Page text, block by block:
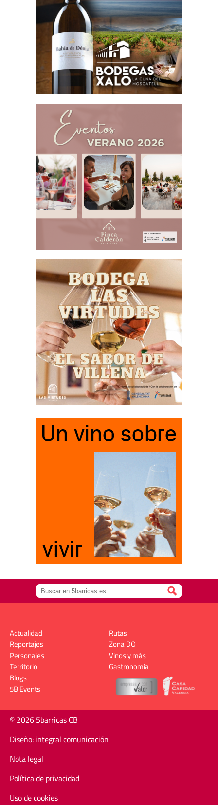
Actualidad
Reportajes
Personajes
Territorio
Rutas
Zona DO
Vinos y más
Gastronomía
Blogs
5B Events
© 2026 5barricas CB
Diseño: integral comunicación
Nota legal
Política de privacidad
Uso de cookies